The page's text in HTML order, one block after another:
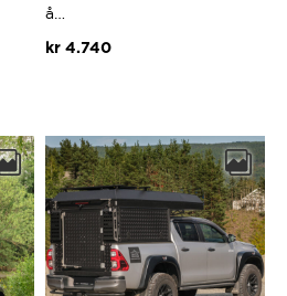
å…
kr 4.740
har
flere
varianter.
kan
velges
på